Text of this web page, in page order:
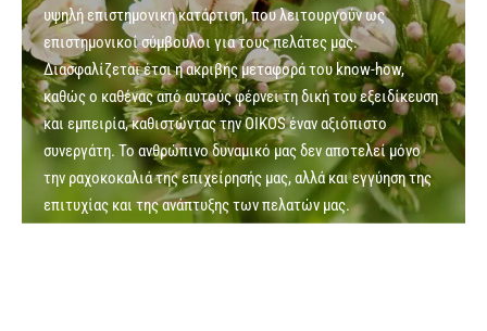
υψηλή επιστημονική κατάρτιση, που λειτουργούν ως
επιστημονικοί σύμβουλοι για τους πελάτες μας.
Διασφαλίζεται έτσι η ακριβής μεταφορά του know-how,
καθώς ο καθένας από αυτούς φέρνει τη δική του εξειδίκευση
και εμπειρία, καθιστώντας την OIKOS έναν αξιόπιστο
συνεργάτη. Το ανθρώπινο δυναμικό μας δεν αποτελεί μόνο
την ραχοκοκαλιά της επιχείρησής μας, αλλά και εγγύηση της
επιτυχίας και της ανάπτυξης των πελατών μας.